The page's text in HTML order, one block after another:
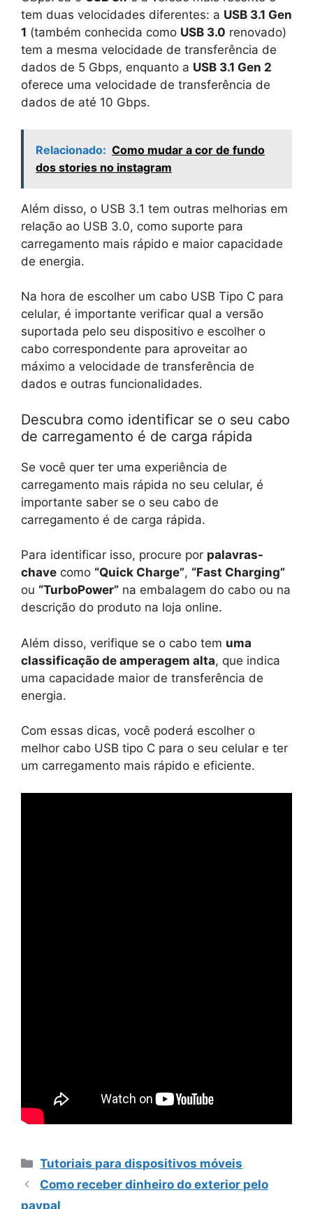
tem duas velocidades diferentes: a USB 3.1 Gen
1 (também conhecida como USB 3.0 renovado)
tem a mesma velocidade de transferência de
dados de 5 Gbps, enquanto a USB 3.1 Gen 2
oferece uma velocidade de transferência de
dados de até 10 Gbps.
Relacionado: Como mudar a cor de fundo
dos stories no instagram
Além disso, o USB 3.1 tem outras melhorias em
relação ao USB 3.0, como suporte para
carregamento mais rápido e maior capacidade
de energia.
Na hora de escolher um cabo USB Tipo C para
celular, é importante verificar qual a versão
suportada pelo seu dispositivo e escolher o
cabo correspondente para aproveitar ao
máximo a velocidade de transferência de
dados e outras funcionalidades.
Descubra como identificar se o seu cabo
de carregamento é de carga rápida
Se você quer ter uma experiência de
carregamento mais rápida no seu celular, é
importante saber se o seu cabo de
carregamento é de carga rápida.
Para identificar isso, procure por palavras-
chave como “Quick Charge”, “Fast Charging”
ou “TurboPower” na embalagem do cabo ou na
descrição do produto na loja online.
Além disso, verifique se o cabo tem uma
classificação de amperagem alta, que indica
uma capacidade maior de transferência de
energia.
Com essas dicas, você poderá escolher o
melhor cabo USB tipo C para o seu celular e ter
um carregamento mais rápido e eficiente.
Categorias
Tutoriais para dispositivos móveis
Como receber dinheiro do exterior pelo
paypal